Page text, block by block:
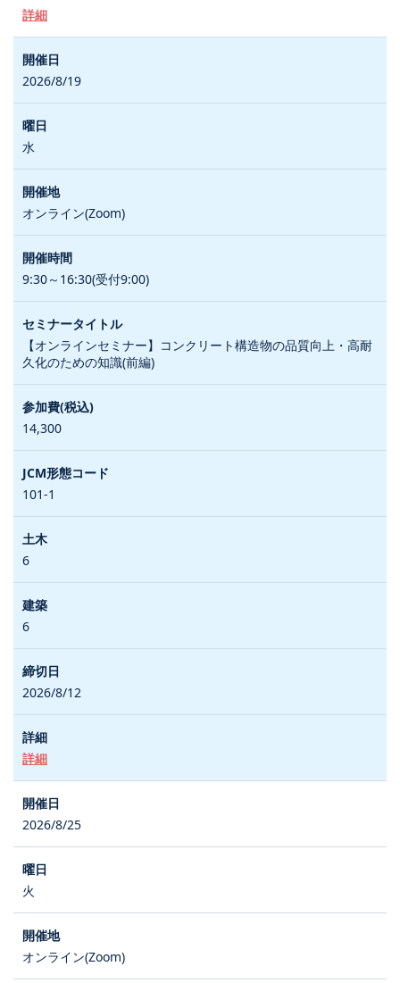
詳細
2026/8/19
水
オンライン(Zoom)
9:30～16:30(受付9:00)
【オンラインセミナー】コンクリート構造物の品質向上・高耐
久化のための知識(前編)
14,300
101-1
6
6
2026/8/12
詳細
2026/8/25
火
オンライン(Zoom)